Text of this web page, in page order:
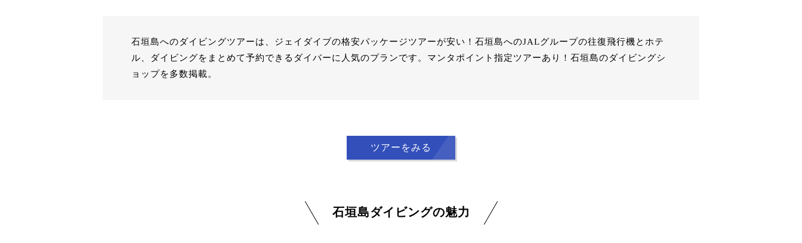
石垣島へのダイビングツアーは、ジェイダイブの格安パッケージツアーが安い！石垣島へのJALグループの往復飛行機とホテ
ル、ダイビングをまとめて予約できるダイバーに人気のプランです。マンタポイント指定ツアーあり！石垣島のダイビングシ
ョップを多数掲載。
ツアーをみる
石垣島ダイビングの魅力